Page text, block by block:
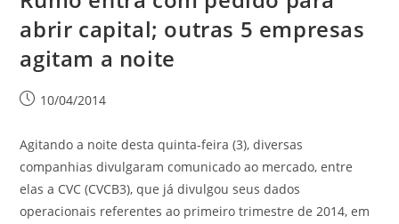
abrir capital; outras 5 empresas
agitam a noite
10/04/2014
Agitando a noite desta quinta-feira (3), diversas
companhias divulgaram comunicado ao mercado, entre
elas a CVC (CVCB3), que já divulgou seus dados
operacionais referentes ao primeiro trimestre de 2014, em